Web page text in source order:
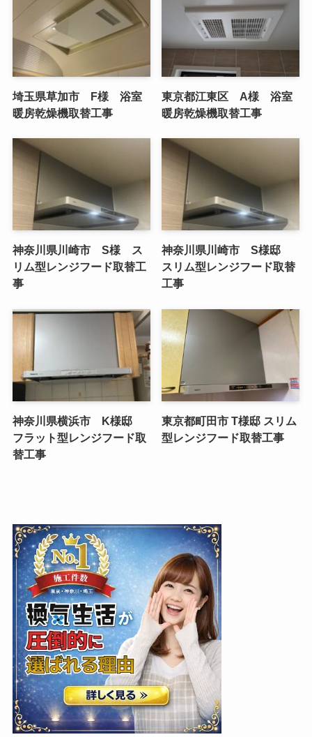
埼玉県草加市 F様 浴室
暖房乾燥機取替工事
東京都江東区 A様 浴室
暖房乾燥機取替工事
神奈川県川崎市 S様 ス
リム型レンジフード取替工
事
神奈川県川崎市 S様邸
スリム型レンジフード取替
工事
神奈川県横浜市 K様邸
フラット型レンジフード取
替工事
東京都町田市 T様邸 スリム
型レンジフード取替工事